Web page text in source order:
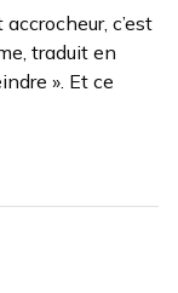
c’est
traduit en
». Et ce